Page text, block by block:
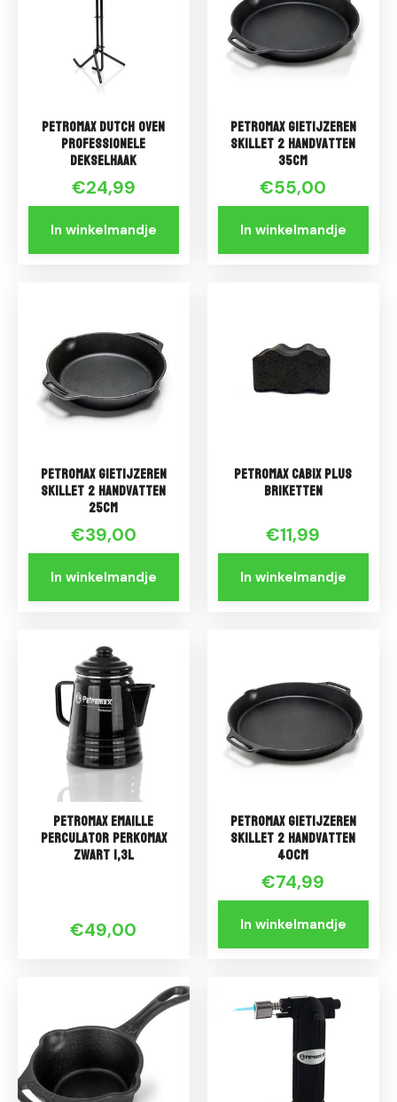
Petromax Dutch Oven
Professionele
Dekselhaak
€24,99
In winkelmandje
Petromax Gietijzeren
Skillet 2 handvatten
35cm
€55,00
In winkelmandje
Petromax Gietijzeren
Skillet 2 handvatten
25cm
€39,00
In winkelmandje
Petromax Cabix Plus
briketten
€11,99
In winkelmandje
Petromax Emaille
Perculator Perkomax
Zwart 1,3L
€49,00
Petromax Gietijzeren
Skillet 2 handvatten
40cm
€74,99
In winkelmandje